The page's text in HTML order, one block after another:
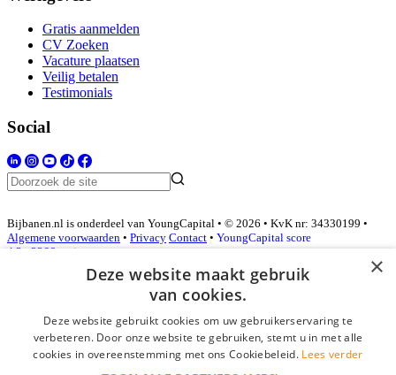
Gratis aanmelden
CV Zoeken
Vacature plaatsen
Veilig betalen
Testimonials
Social
Bijbanen.nl is onderdeel van YoungCapital • © 2026 • KvK nr: 34330199 •
Algemene voorwaarden • Privacy Contact • YoungCapital score
4.3 - 3366 reviews
Inloggen als bedrijf
*
×
Deze website maakt gebruik
van cookies.
Deze website gebruikt cookies om uw gebruikerservaring te
verbeteren. Door onze website te gebruiken, stemt u in met alle
cookies in overeenstemming met ons Cookiebeleid. Lees verder